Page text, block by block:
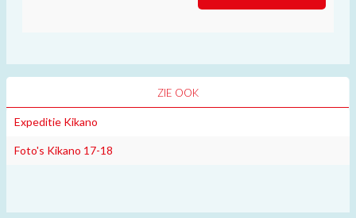
ZIE OOK
Expeditie Kikano
Foto's Kikano 17-18